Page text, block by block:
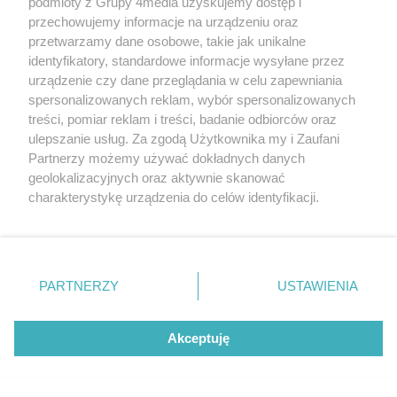
WSM chce budować przy Włościańskiej. Ekspertyza
przechowujemy informacje na urządzeniu oraz
przetwarzamy dane osobowe, takie jak unikalne
identyfikatory, standardowe informacje wysyłane przez
urządzenie czy dane przeglądania w celu zapewniania
spersonalizowanych reklam, wybór spersonalizowanych
treści, pomiar reklam i treści, badanie odbiorców oraz
ulepszanie usług. Za zgodą Użytkownika my i Zaufani
Partnerzy możemy używać dokładnych danych
geolokalizacyjnych oraz aktywnie skanować
charakterystykę urządzenia do celów identyfikacji.
zmienić/wycofać klikając przycisk ustawień prywatności
znajdujący się w lewym dolnym rogu strony
. Niektóre
użytkownika, ale masz prawo sprzeciwić się takiemu
przetwarzaniu. Preferencje będą miały zastosowania tylko
PARTNERZY USTAWIENIA
Akceptuję